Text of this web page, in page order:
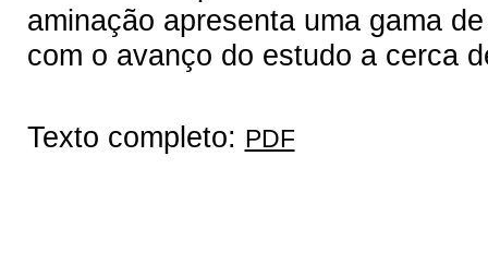
aminação apresenta uma gama
com o avanço do estudo a cerca
Texto completo: PDF